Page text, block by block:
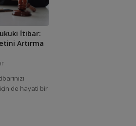
İtibar:
Artırma
de hayati bir